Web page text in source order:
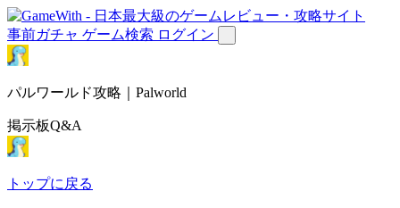
事前ガチャ ゲーム検索 ログイン
パルワールド攻略｜Palworld
掲示板Q&A
トップに戻る